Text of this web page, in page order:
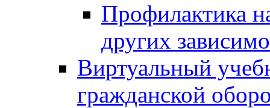
Профилактика
других
Виртуальный
гражданской